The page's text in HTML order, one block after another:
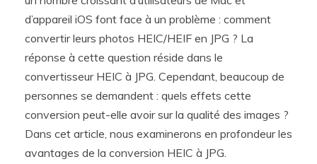
d’appareil iOS font face à un problème : comment
convertir leurs photos HEIC/HEIF en JPG ? La
réponse à cette question réside dans le
convertisseur HEIC à JPG. Cependant, beaucoup de
personnes se demandent : quels effets cette
conversion peut-elle avoir sur la qualité des images ?
Dans cet article, nous examinerons en profondeur les
avantages de la conversion HEIC à JPG.